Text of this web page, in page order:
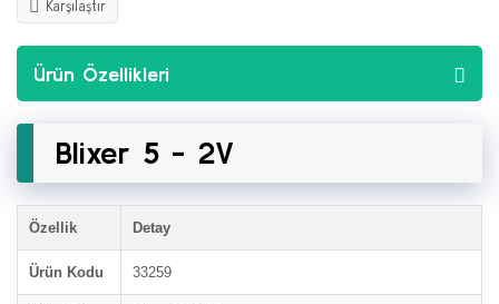
Karşılaştır
Ürün Özellikleri
Blixer 5 - 2V
Özellik Detay
Ürün Kodu 33259